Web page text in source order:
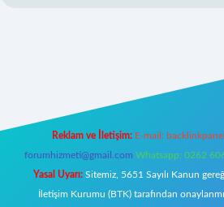
Reklam ve İletişim: E-mail:
forumhizmeti@gmail.com Whatsapp: 0262
Yasal Uyarı: Sitemiz, 5651 Sayılı Kanun
İletişim Kurumu (BTK) tarafından